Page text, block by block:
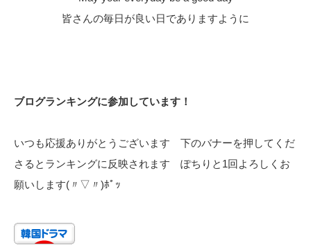
皆さんの毎日が良い日でありますように
ブログランキングに参加しています！
いつも応援ありがとうございます 下のバナーを押してくだ
さるとランキングに反映されます ぽちりと1回よろしくお
願いします(〃▽〃)ﾎﾟｯ